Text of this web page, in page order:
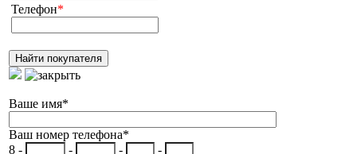
Телефон*
Ваше имя*
Ваш номер телефона*
8 -
- -
-